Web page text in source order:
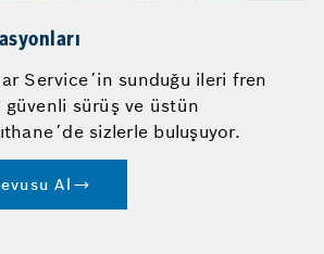
Service´in sunduğu ileri fren
güvenli sürüş ve üstün
sizlerle buluşuyor.
Al